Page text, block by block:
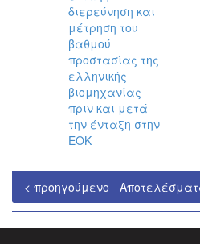
διερεύνηση και
μέτρηση του
βαθμού
προστασίας της
ελληνικής
βιομηχανίας
πριν και μετά
την ένταξη στην
ΕΟΚ
< προηγούμενο